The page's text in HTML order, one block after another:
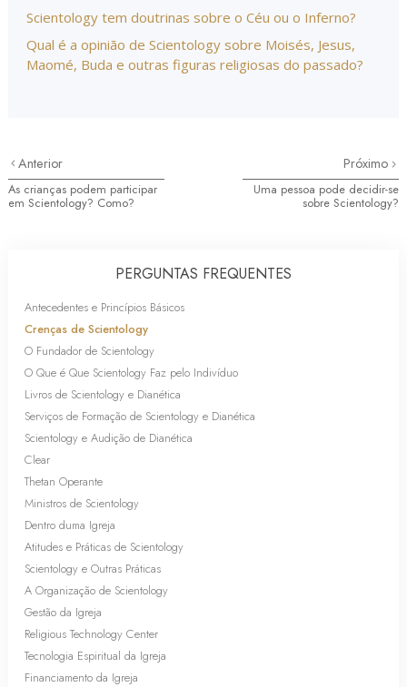
Scientology tem doutrinas sobre o Céu ou o Inferno?
Qual é a opinião de Scientology sobre Moisés, Jesus,
Maomé, Buda e outras figuras religiosas do passado?
Anterior
As crianças podem participar
em Scientology? Como?
Próximo
Uma pessoa pode decidir-se
sobre Scientology?
PERGUNTAS FREQUENTES
Antecedentes e Princípios Básicos
Crenças de Scientology
O Fundador de Scientology
O Que é Que Scientology Faz pelo Indivíduo
Livros de Scientology e Dianética
Serviços de Formação de Scientology e Dianética
Scientology e Audição de Dianética
Clear
Thetan Operante
Ministros de Scientology
Dentro duma Igreja
Atitudes e Práticas de Scientology
Scientology e Outras Práticas
A Organização de Scientology
Gestão da Igreja
Religious Technology Center
Tecnologia Espiritual da Igreja
Financiamento da Igreja